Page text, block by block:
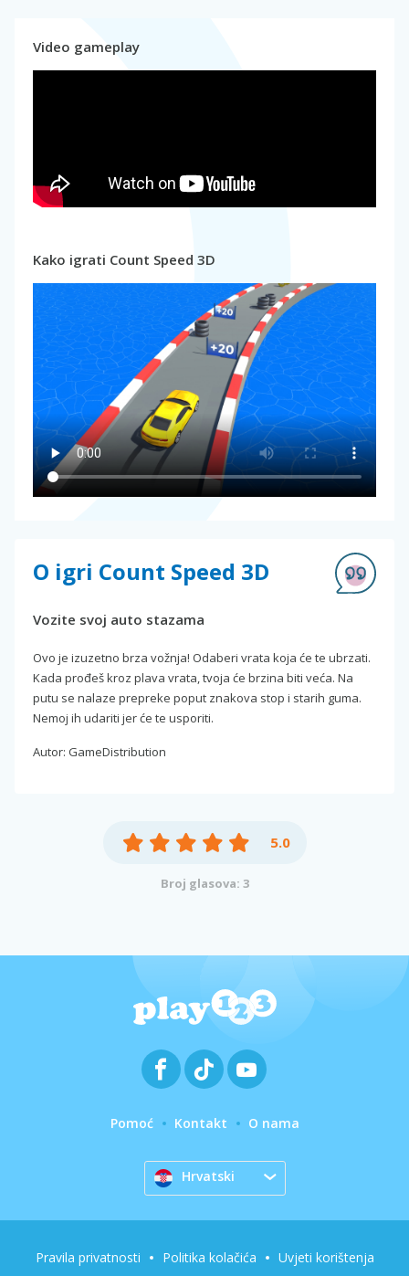
Video gameplay
Kako igrati Count Speed 3D
O igri Count Speed 3D
Vozite svoj auto stazama
Ovo je izuzetno brza vožnja! Odaberi vrata koja će te ubrzati.
Kada prođeš kroz plava vrata, tvoja će brzina biti veća. Na
putu se nalaze prepreke poput znakova stop i starih guma.
Nemoj ih udariti jer će te usporiti.
Autor: GameDistribution
5.0
Broj glasova: 3
Pomoć Kontakt O nama
Hrvatski
Pravila privatnosti Politika kolačića Uvjeti korištenja